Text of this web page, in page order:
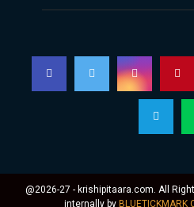
@2026-27 - krishipitaara.com. All
internally by BLUETICKMARK